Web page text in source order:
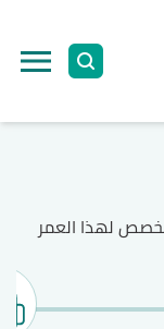
لهذا العمر